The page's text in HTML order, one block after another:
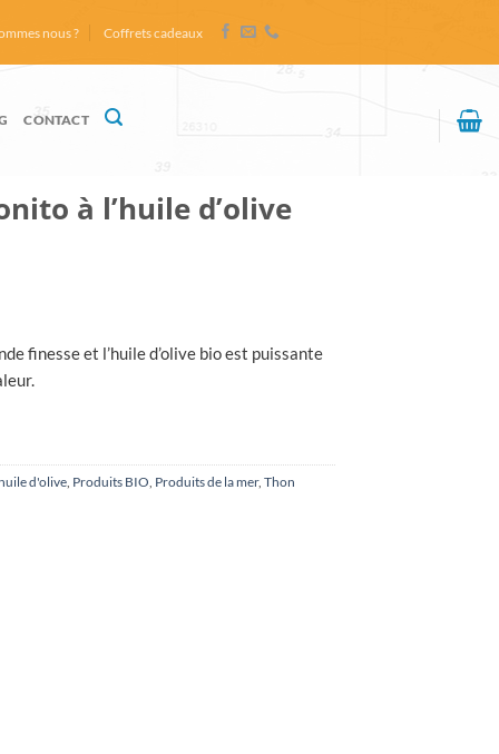
nous ? Coffrets cadeaux
CONTACT
à l’huile d’olive
finesse et l’huile d’olive bio est puissante
d'olive Produits BIO Produits de la mer, Thon